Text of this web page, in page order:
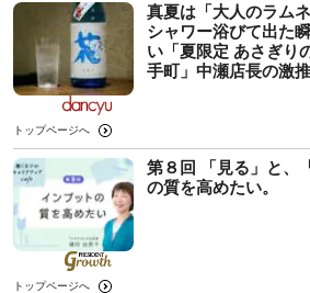
真夏は「大人のラム
シャワー浴びて出た
い「夏限定 あさぎり
手町」中瀬店長の激
トップページへ
第８回 「見る」と、
の質を高めたい。
トップページへ